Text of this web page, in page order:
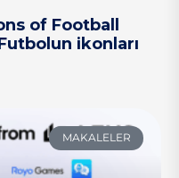
of Football
ikonları
MAKALELER